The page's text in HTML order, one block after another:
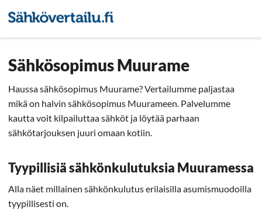
Sähkösopimus Muurame
Haussa sähkösopimus Muurame? Vertailumme paljastaa
mikä on halvin sähkösopimus Muurameen. Palvelumme
kautta voit kilpailuttaa sähköt ja löytää parhaan
sähkötarjouksen juuri omaan kotiin.
Tyypillisiä sähkönkulutuksia Muuramessa
Alla näet millainen sähkönkulutus erilaisilla asumismuodoilla
tyypillisesti on.